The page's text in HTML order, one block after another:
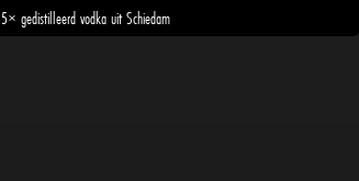
5× gedistilleerd vodka uit Schiedam